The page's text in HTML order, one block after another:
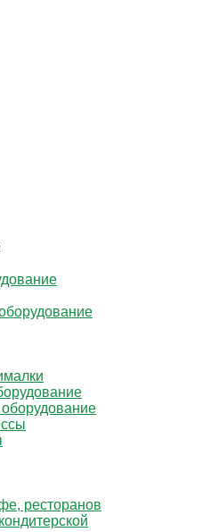
ресторанов